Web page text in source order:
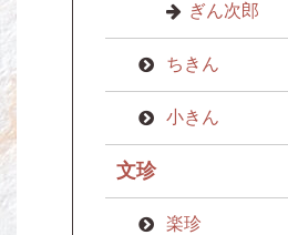
ぎん次郎
ちきん
小きん
文珍
楽珍